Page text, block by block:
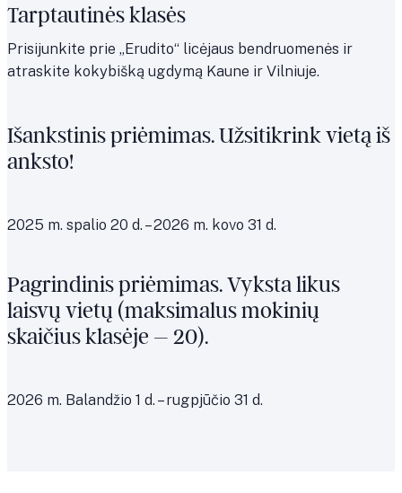
Tarptautinės klasės
Prisijunkite prie „Erudito“ licėjaus bendruomenės ir
atraskite kokybišką ugdymą Kaune ir Vilniuje.
Išankstinis priėmimas. Užsitikrink vietą iš
anksto!
2025 m. spalio 20 d. – 2026 m. kovo 31 d.
Pagrindinis priėmimas. Vyksta likus
laisvų vietų (maksimalus mokinių
skaičius klasėje – 20).
2026 m. Balandžio 1 d. – rugpjūčio 31 d.